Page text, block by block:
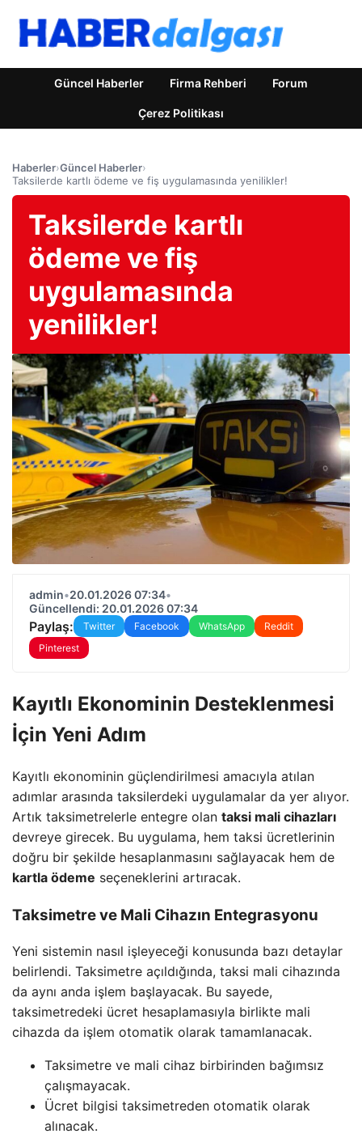
Güncel Haberler Firma Rehberi Forum
Çerez Politikası
Haberler›Güncel Haberler›
Taksilerde kartlı ödeme ve fiş uygulamasında yenilikler!
Taksilerde kartlı
ödeme ve fiş
uygulamasında
yenilikler!
admin•20.01.2026 07:34•
Güncellendi: 20.01.2026 07:34
Paylaş: Twitter Facebook WhatsApp
Reddit
Pinterest
Kayıtlı Ekonominin Desteklenmesi
İçin Yeni Adım
Kayıtlı ekonominin güçlendirilmesi amacıyla atılan
adımlar arasında taksilerdeki uygulamalar da yer alıyor.
Artık taksimetrelerle entegre olan taksi mali cihazları
devreye girecek. Bu uygulama, hem taksi ücretlerinin
doğru bir şekilde hesaplanmasını sağlayacak hem de
kartla ödeme seçeneklerini artıracak.
Taksimetre ve Mali Cihazın Entegrasyonu
Yeni sistemin nasıl işleyeceği konusunda bazı detaylar
belirlendi. Taksimetre açıldığında, taksi mali cihazında
da aynı anda işlem başlayacak. Bu sayede,
taksimetredeki ücret hesaplamasıyla birlikte mali
cihazda da işlem otomatik olarak tamamlanacak.
Taksimetre ve mali cihaz birbirinden bağımsız
çalışmayacak.
Ücret bilgisi taksimetreden otomatik olarak
alınacak.